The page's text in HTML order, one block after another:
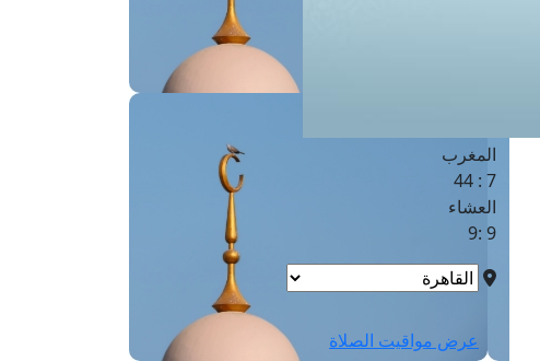
المغرب
7 : 44
العشاء
9 :9
عرض مواقيت الصلاة